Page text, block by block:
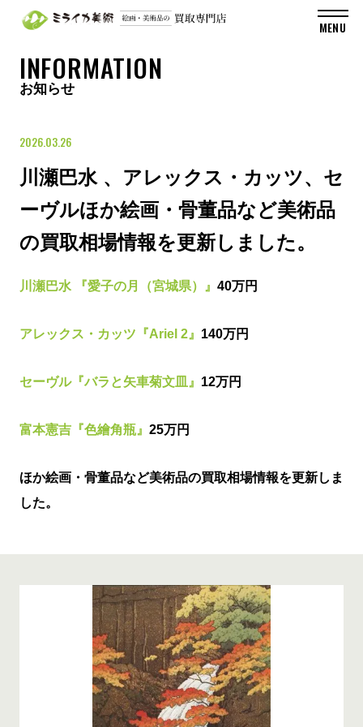
INFORMATION
お知らせ
2026.03.26
川瀬巴水 、アレックス・カッツ、セ
ーヴルほか絵画・骨董品など美術品
の買取相場情報を更新しました。
川瀬巴水 『愛子の月（宮城県）』 40万円
アレックス・カッツ『Ariel 2』 140万円
セーヴル『バラと矢車菊文皿』 12万円
富本憲吉『色繪角瓶』 25万円
ほか絵画・骨董品など美術品の買取相場情報を更新しま
した。